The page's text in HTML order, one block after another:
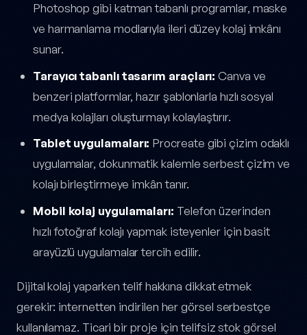
Photoshop gibi katman tabanlı programlar, maske
ve harmanlama modlarıyla ileri düzey kolaj imkânı
sunar.
Tarayıcı tabanlı tasarım araçları: Canva ve
benzeri platformlar, hazır şablonlarla hızlı sosyal
medya kolajları oluşturmayı kolaylaştırır.
Tablet uygulamaları: Procreate gibi çizim odaklı
uygulamalar, dokunmatik kalemle serbest çizim ve
kolajı birleştirmeye imkân tanır.
Mobil kolaj uygulamaları: Telefon üzerinden
hızlı fotoğraf kolajı yapmak isteyenler için basit
arayüzlü uygulamalar tercih edilir.
Dijital kolaj yaparken telif hakkına dikkat etmek
gerekir: internetten indirilen her görsel serbestçe
kullanılamaz. Ticari bir proje için telifsiz stok görsel